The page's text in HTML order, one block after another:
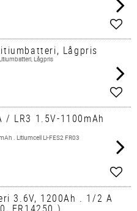
Lågpris
Lågpris
/ LR3 1.5V-1100mAh
. Litiumcell Li-FES2 FR03
3.6V, 1200Ah . 1/2 A